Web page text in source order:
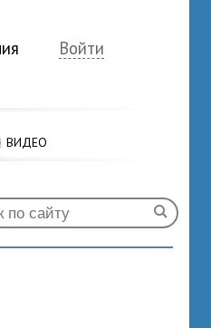
Войти
ВИДЕО